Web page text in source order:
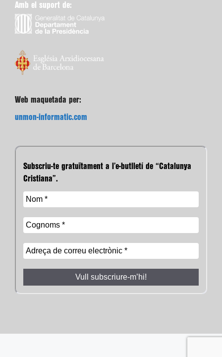
Amb el suport de:
Web maquetada per:
unmon-informatic.com
Subscriu-te gratuïtament a l’e-butlletí de “Catalunya
Cristiana”.